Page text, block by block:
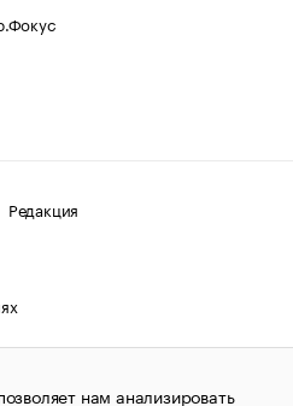
Редакция
соблюдении авторских прав
1995–2026.Сообщения
нам анализировать